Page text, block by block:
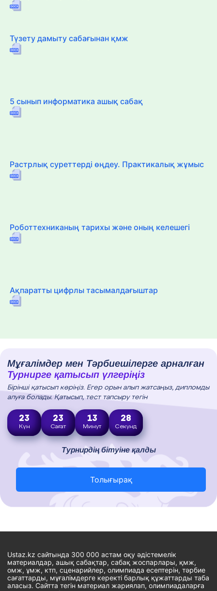
Түзету дамыту сабағынан қмж
5 сынып информатика ашық сабақ
Растрлық суреттерді өңдеу. Практикалық жұмыс
Роботтехниканың тарихы және оның келешегі
Ақпаратты цифрлы тасымалдағыштар
Мұғалімдер мен Тәрбиешілерге арналған
Турнирге қатысып үлгеріңіз
Бірінші қатысып көріңіз. Егер орын алып жатсаңыз, дипломды
алуға болады. Қатысып, тест тапсыру тегін
23
Күн
23
Сағат
13
Минут
27
Секунд
Турнирдің бітуіне қалды
Толығырақ
Ustaz.kz сайтында 300 000 астам оқу әдістемелік
материалдар, ашық сабақтар, сабақ жоспарлары, қмж,
омж, ұмж, ктп, сценарийлер, олимпиада есептерін, тәрбие
сағаттарды, мұғалімдерге керекті барлық құжаттарды таба
аласыз. Сайтта тегін материал жариялап, олимпиадаларға